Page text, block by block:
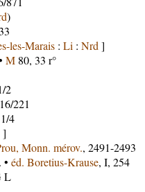
)
les-Marais: Li : Nrd ]
M80, 33 r°
2
221
4
]
Monn. mérov., 2491-2493
éd. Boretius-Krause, I, 254
L